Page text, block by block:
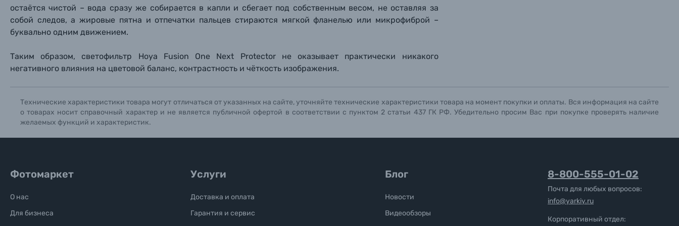
остаётся чистой – вода сразу же собирается в капли и сбегает под собственным весом, не оставляя за
собой следов, а жировые пятна и отпечатки пальцев стираются мягкой фланелью или микрофиброй –
буквально одним движением.
Таким образом, светофильтр Hoya Fusion One Next Protector не оказывает практически никакого
негативного влияния на цветовой баланс, контрастность и чёткость изображения.
Технические характеристики товара могут отличаться от указанных на сайте, уточняйте технические характеристики товара на момент покупки и оплаты. Вся информация на сайте
о товарах носит справочный характер и не является публичной офертой в соответствии с пунктом 2 статьи 437 ГК РФ. Убедительно просим Вас при покупке проверять наличие
желаемых функций и характеристик.
Фотомаркет
О нас
Для бизнеса
Услуги
Доставка и оплата
Гарантия и сервис
Блог
Новости
Видеообзоры
8-800-555-01-02
Почта для любых вопросов:
info@yarkiy.ru
Корпоративный отдел: